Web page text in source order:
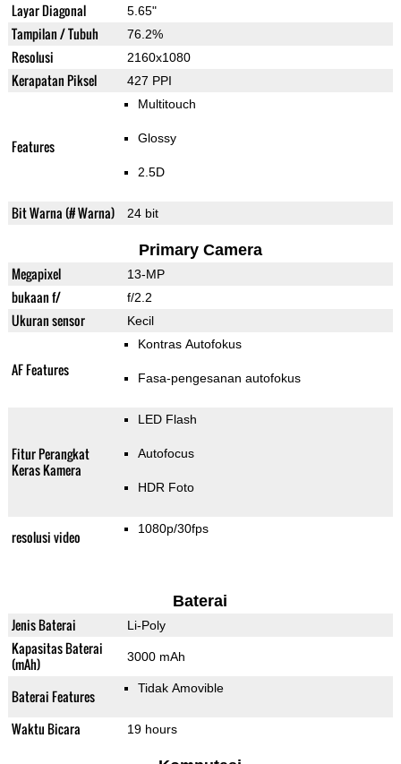
Layar Diagonal 5.65"
Tampilan / Tubuh 76.2%
Resolusi 2160x1080
Kerapatan Piksel 427 PPI
Features
Multitouch
Glossy
2.5D
Bit Warna (# Warna) 24 bit
Primary Camera
Megapixel 13-MP
bukaan f/ f/2.2
Ukuran sensor Kecil
AF Features
Kontras Autofokus
Fasa-pengesanan autofokus
Fitur Perangkat
Keras Kamera
LED Flash
Autofocus
HDR Foto
resolusi video 1080p/30fps
Baterai
Jenis Baterai Li-Poly
Kapasitas Baterai
(mAh)
3000 mAh
Baterai Features Tidak Amovible
Waktu Bicara 19 hours